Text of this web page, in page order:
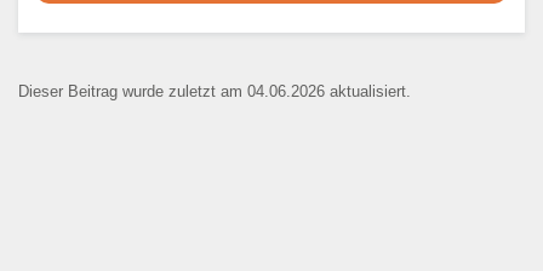
Kontaktaufnahme und ist nicht
Dieser Beitrag wurde zuletzt am 04.06.2026 aktualisiert.